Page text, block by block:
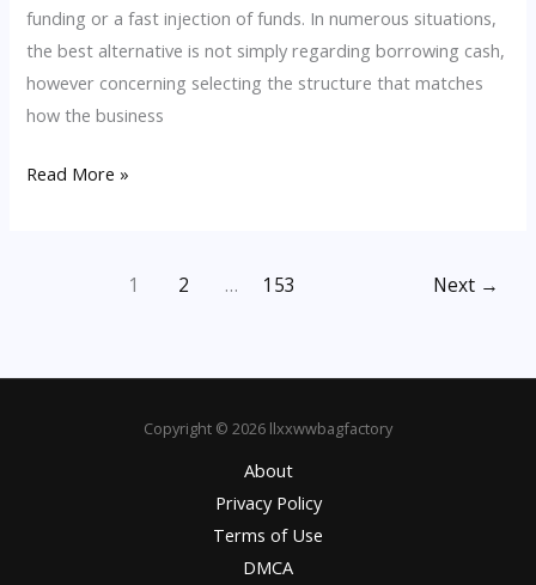
funding or a fast injection of funds. In numerous situations,
the best alternative is not simply regarding borrowing cash,
however concerning selecting the structure that matches
how the business
Cross
Read More »
1 2 … 153 Next →
Copyright © 2026 llxxwwbagfactory
About
Privacy Policy
Terms of Use
DMCA